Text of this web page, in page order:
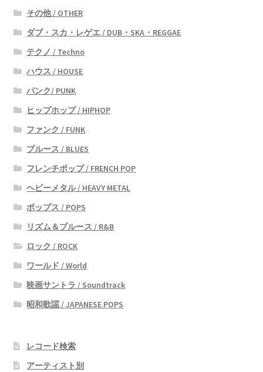
その他 / OTHER
ダブ・スカ・レゲエ / DUB・SKA・REGGAE
テクノ / Techno
ハウス / HOUSE
パンク/ PUNK
ヒップホップ / HIPHOP
ファンク / FUNK
ブルース / BLUES
フレンチポップ / FRENCH POP
ヘビーメタル / HEAVY METAL
ポップス / POPS
リズム＆ブルース / R&B
ロック / ROCK
ワールド / World
映画サントラ / Soundtrack
昭和歌謡 / JAPANESE POPS
レコード検索
アーティスト別